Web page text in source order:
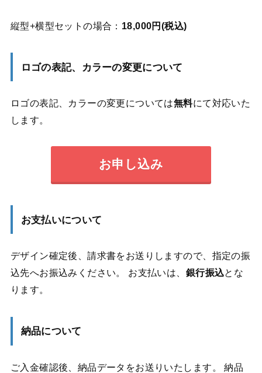
縦型+横型セットの場合： 18,000円(税込)
ロゴの表記、カラーの変更について
ロゴの表記、カラーの変更については無料にて対応いた
します。
お申し込み
お支払いについて
デザイン確定後、請求書をお送りしますので、指定の振
込先へお振込みください。 お支払いは、 銀行振込とな
ります。
納品について
ご入金確認後、納品データをお送りいたします。 納品